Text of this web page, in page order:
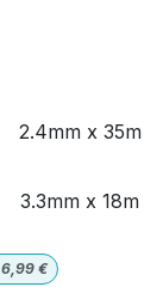
2.4mm x 35m
3.3mm x 18m
6,99 €